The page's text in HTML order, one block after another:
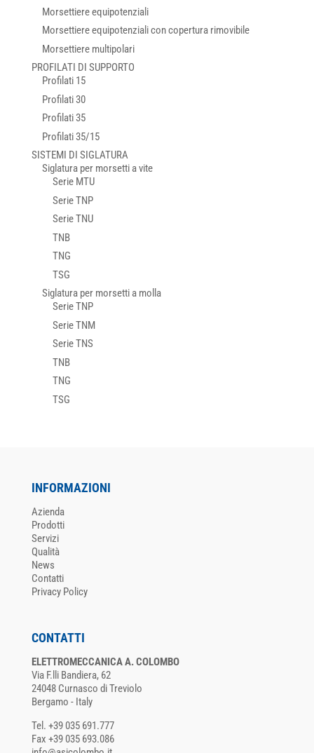
Morsettiere equipotenziali
Morsettiere equipotenziali con copertura rimovibile
Morsettiere multipolari
PROFILATI DI SUPPORTO
Profilati 15
Profilati 30
Profilati 35
Profilati 35/15
SISTEMI DI SIGLATURA
Siglatura per morsetti a vite
Serie MTU
Serie TNP
Serie TNU
TNB
TNG
TSG
Siglatura per morsetti a molla
Serie TNP
Serie TNM
Serie TNS
TNB
TNG
TSG
INFORMAZIONI
Azienda
Prodotti
Servizi
Qualità
News
Contatti
Privacy Policy
CONTATTI
ELETTROMECCANICA A. COLOMBO
Via F.lli Bandiera, 62
24048 Curnasco di Treviolo
Bergamo - Italy
Tel. +39 035 691.777
Fax +39 035 693.086